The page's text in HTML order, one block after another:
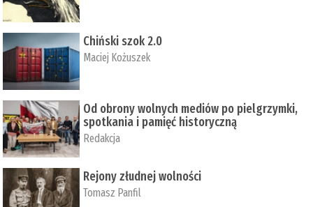
Chiński szok 2.0
Maciej Kożuszek
Od obrony wolnych mediów po pielgrzymki,
spotkania i pamięć historyczną
Redakcja
Rejony złudnej wolności
Tomasz Panfil